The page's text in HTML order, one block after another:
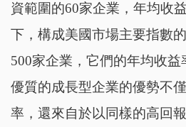
資範圍的60家企業，年均收
下，構成美國市場主要指數
500家企業，它們的年均收益
優質的成長型企業的優勢不
率，還來自於以同樣的高回